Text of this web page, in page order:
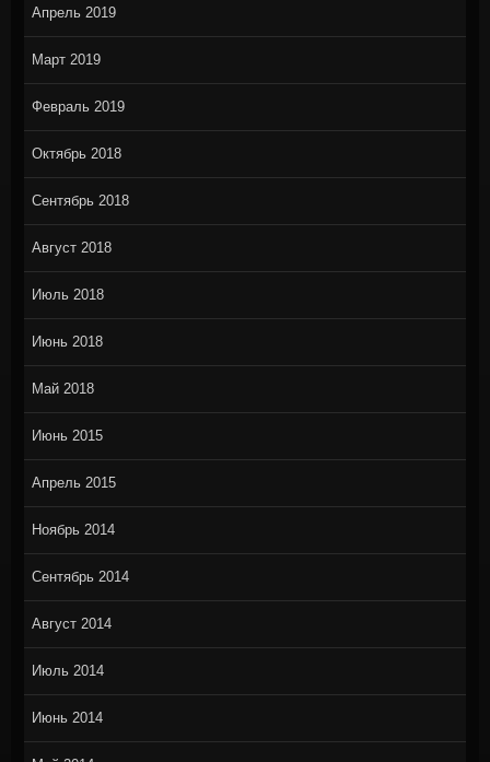
Апрель 2019
Март 2019
Февраль 2019
Октябрь 2018
Сентябрь 2018
Август 2018
Июль 2018
Июнь 2018
Май 2018
Июнь 2015
Апрель 2015
Ноябрь 2014
Сентябрь 2014
Август 2014
Июль 2014
Июнь 2014